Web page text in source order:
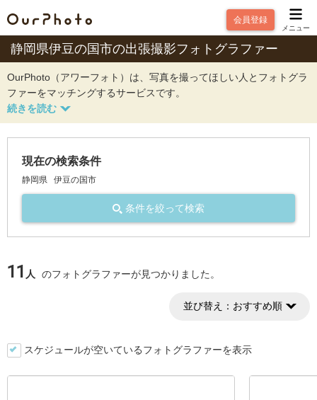
会員登録
メニュー
静岡県伊豆の国市の出張撮影フォトグラファー
OurPhoto（アワーフォト）は、写真を撮ってほしい人とフォトグラ
ファーをマッチングするサービスです。
現在の検索条件
静岡県 伊豆の国市
条件を絞って検索
11 人 のフォトグラファーが見つかりました。
並び替え： おすすめ順
スケジュールが空いているフォトグラファーを表示